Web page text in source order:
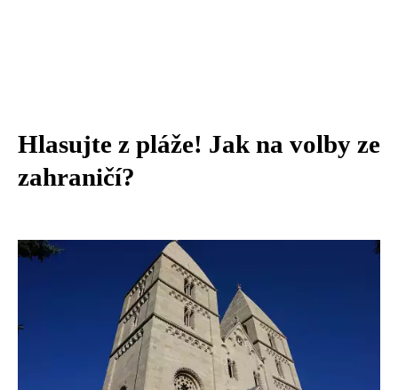
Hlasujte z pláže! Jak na volby ze
zahraničí?